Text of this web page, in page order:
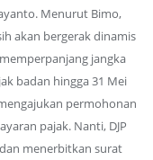
Menurut Bimo,
akan bergerak dinamis
jangka
badan hingga 31 Mei
permohonan
pajak. Nanti, DJP
menerbitkan surat